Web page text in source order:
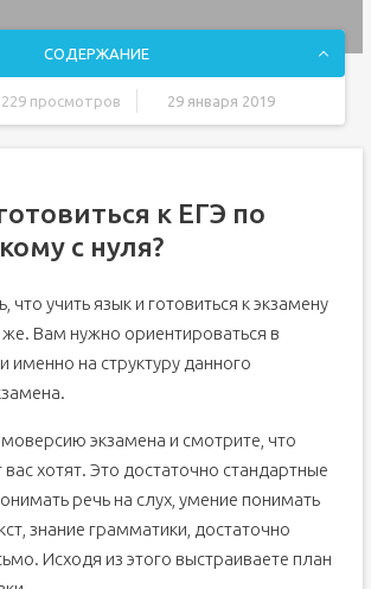
СОДЕРЖАНИЕ
229 просмотров 29 января 2019
цифры, факты
на ЕГЭ и как вести себя на экзамене
и лексика
как готовиться
к ЕГЭ по
с нуля?
что учить язык и готовиться к экзамену
Вам нужно ориентироваться в
именно на структуру данного
экзамена и смотрите, что
вас хотят. Это достаточно стандартные
речь на слух, умение понимать
знание грамматики, достаточно
Исходя из этого выстраиваете план